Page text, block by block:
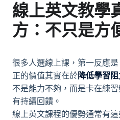
線上英文教學
方：不只是方
很多人選線上課，第一反應
正的價值其實在於降低學習
不是能力不夠，而是卡在練
有持續回饋。
線上英文課程的優勢通常有這